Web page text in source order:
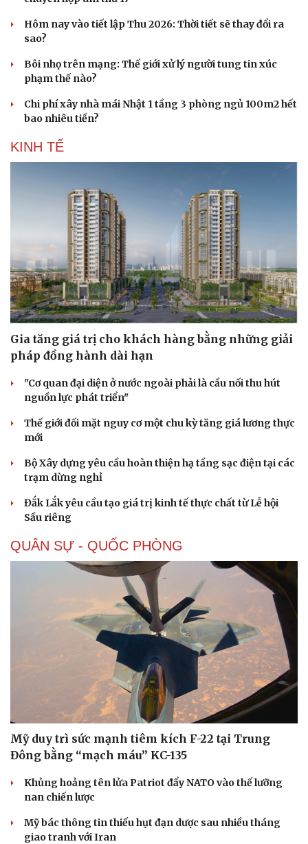
Sức khỏe
Cây thuốc
Sản phụ khoa
Đời sống
Blog
Hôm nay vào tiết lập Thu 2026: Thời tiết sẽ thay đổi ra
sao?
Bôi nhọ trên mạng: Thế giới xử lý người tung tin xúc
phạm thế nào?
Chi phí xây nhà mái Nhật 1 tầng 3 phòng ngủ 100m2 hết
bao nhiêu tiền?
KINH TẾ
Gia tăng giá trị cho khách hàng bằng những giải
pháp đồng hành dài hạn
"Cơ quan đại diện ở nước ngoài phải là cầu nối thu hút
nguồn lực phát triển"
Thế giới đối mặt nguy cơ một chu kỳ tăng giá lương thực
mới
Bộ Xây dựng yêu cầu hoàn thiện hạ tầng sạc điện tại các
trạm dừng nghỉ
Đắk Lắk yêu cầu tạo giá trị kinh tế thực chất từ Lễ hội
Sầu riêng
QUÂN SỰ - QUỐC PHÒNG
Mỹ duy trì sức mạnh tiêm kích F-22 tại Trung
Đông bằng “mạch máu” KC-135
Khủng hoảng tên lửa Patriot đẩy NATO vào thế lưỡng
nan chiến lược
Mỹ bác thông tin thiếu hụt đạn dược sau nhiều tháng
giao tranh với Iran